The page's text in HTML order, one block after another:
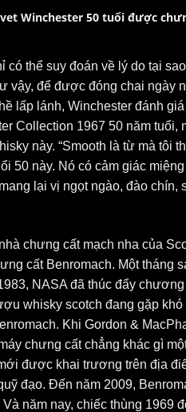
Winchester 50 tuổi được
có thể suy đoán về lý do tại
vậy, để được đóng chai ngày
lấp lánh, Winchester đánh
Collection 1967 50 năm tuổi,
này. “Smooth là từ mà tôi
50 này. Nó có cảm giác
lại vị ngọt ngào, đào chín,
chưng cất mạch nha của
cất Benromach. Một tháng
NASA đã thúc đẩy
whisky scotch đang gặp
Khi Gordon &
chưng cất chẳng khác gì
được khai trương trên địa
đạo. Đến năm 2009,
năm nay, chiếc thùng 1969